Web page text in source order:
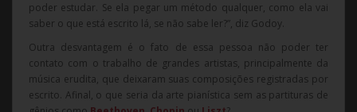
poder estudar. Se ela pegar um método qualquer, como ela vai
saber o que está escrito lá, se não sabe ler?”, diz Godoy.
Outra desvantagem é o fato de essa pessoa não poder ter
contato com o trabalho de grandes artistas, principalmente da
música erudita, que deixaram suas composições registradas por
escrito. Afinal, o que seria da arte pianística sem as partituras de